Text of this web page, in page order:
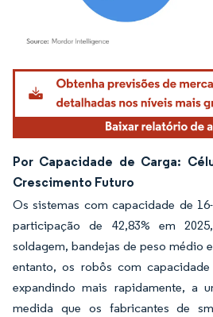
Imagem © Mordor Intelligence. O reuso requer
Por Capacidade de Carga:
Crescimento Futuro
Os sistemas com capacidade de
participação de 42,83% em
soldagem, bandejas de peso médio
entanto, os robôs com
expandindo mais rapidamente, a
medida que os fabricantes de